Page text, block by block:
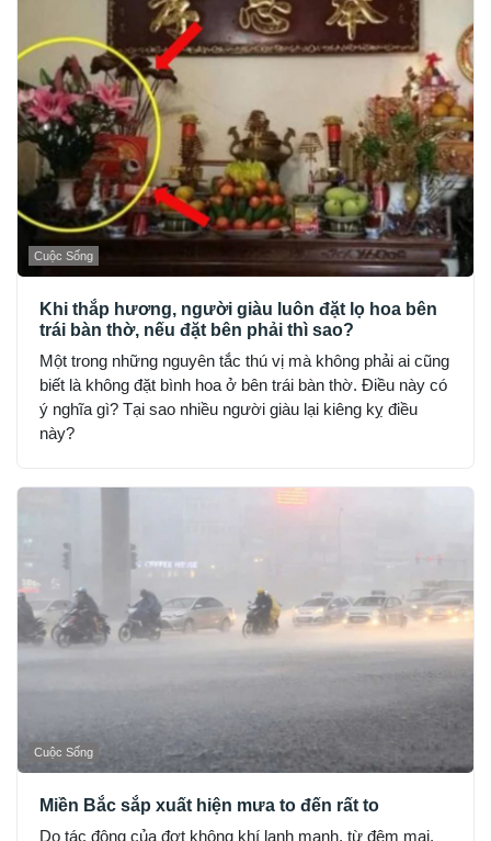
Cuộc Sống
Khi thắp hương, người giàu luôn đặt lọ hoa bên
trái bàn thờ, nếu đặt bên phải thì sao?
Một trong những nguyên tắc thú vị mà không phải ai cũng
biết là không đặt bình hoa ở bên trái bàn thờ. Điều này có
ý nghĩa gì? Tại sao nhiều người giàu lại kiêng kỵ điều
này?
Cuộc Sống
Miền Bắc sắp xuất hiện mưa to đến rất to
Do tác động của đợt không khí lạnh mạnh, từ đêm mai,